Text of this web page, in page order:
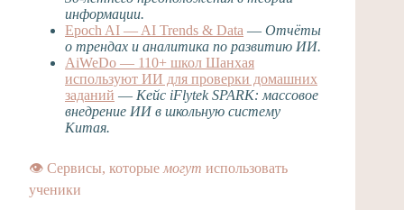
информации.
Epoch AI — AI Trends & Data — Отчёты
о трендах и аналитика по развитию ИИ.
AiWeDo — 110+ школ Шанхая
используют ИИ для проверки домашних
заданий — Кейс iFlytek SPARK: массовое
внедрение ИИ в школьную систему
Китая.
👁 Сервисы, которые могут использовать
ученики